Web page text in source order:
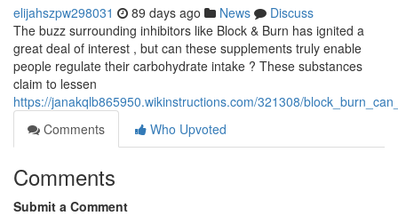
elijahszpw298031 89 days ago News
Discuss
The buzz surrounding inhibitors like Block & Burn has ignited a
great deal of interest , but can these supplements truly enable
people regulate their carbohydrate intake ? These substances
claim to lessen
https://janakqlb865950.wikinstructions.com/321308/
Comments
Who Upvoted
Comments
Submit a Comment